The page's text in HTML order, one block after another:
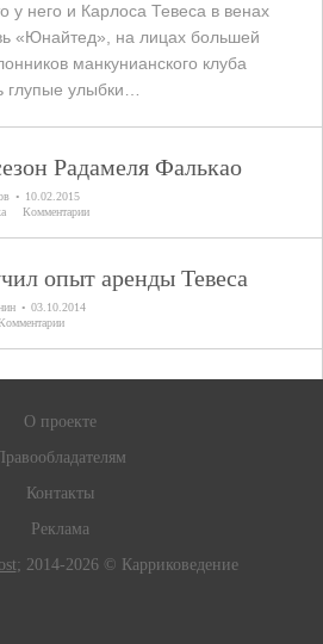
у него и Карлоса Тевеса в венах
«Юнайтед», на лицах большей
манкунианского клуба
глупые улыбки…
Радамеля Фалькао
10.02.2015
Комментарии
опыт аренды Тевеса
03.10.2014
О проекте
Контакты
Реклама
; 2014-2026 © Карриковедение